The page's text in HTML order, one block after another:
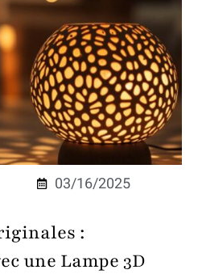
03/16/2025
:
une Lampe 3D